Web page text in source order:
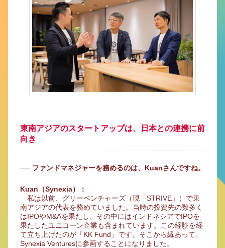
東南アジアのスタートアップは、日本との連携に前
向き
── ファンドマネジャーを務めるのは、Kuanさんですね。
Kuan（Synexia）：
私は以前、グリーベンチャーズ（現「STRIVE」）で東
南アジアの代表を務めていました。当時の投資先の数多く
はIPOやM&Aを果たし、その中にはインドネシアでIPOを
果たしたユニコーン企業も含まれています。この経験を経
て立ち上げたのが「KK Fund」です。そこから縁あって、
Synexia Venturesに参画することになりました。